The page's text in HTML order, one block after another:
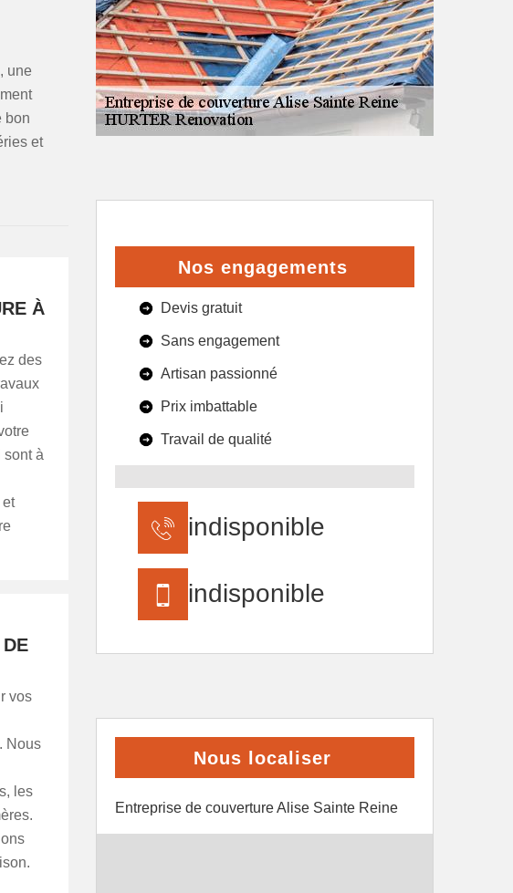
une
bon
et
À
des
sont à
vos
Nous
les
Nos engagements
Devis gratuit
Sans engagement
Artisan passionné
Prix imbattable
Travail de qualité
indisponible
indisponible
Nous localiser
Entreprise de couverture Alise Sainte Reine